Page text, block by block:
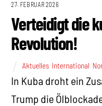
27. FEBRUAR 2026
Verteidigt die
Revolution!
Aktuelles International
In Kuba droht ein
Trump die